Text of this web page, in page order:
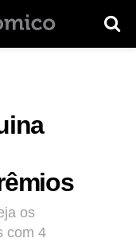
os
com 4